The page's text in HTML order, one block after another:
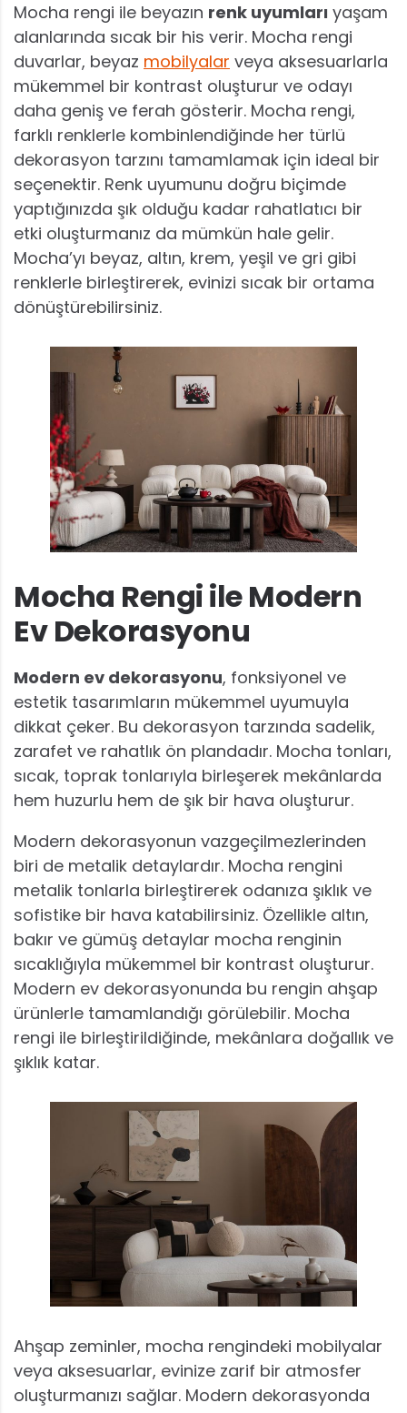
Mocha rengi ile beyazın renk uyumları yaşam
alanlarında sıcak bir his verir. Mocha rengi
duvarlar, beyaz mobilyalar veya aksesuarlarla
mükemmel bir kontrast oluşturur ve odayı
daha geniş ve ferah gösterir. Mocha rengi,
farklı renklerle kombinlendiğinde her türlü
dekorasyon tarzını tamamlamak için ideal bir
seçenektir. Renk uyumunu doğru biçimde
yaptığınızda şık olduğu kadar rahatlatıcı bir
etki oluşturmanız da mümkün hale gelir.
Mocha’yı beyaz, altın, krem, yeşil ve gri gibi
renklerle birleştirerek, evinizi sıcak bir ortama
dönüştürebilirsiniz.
Mocha Rengi ile Modern
Ev Dekorasyonu
Modern ev dekorasyonu, fonksiyonel ve
estetik tasarımların mükemmel uyumuyla
dikkat çeker. Bu dekorasyon tarzında sadelik,
zarafet ve rahatlık ön plandadır. Mocha tonları,
sıcak, toprak tonlarıyla birleşerek mekânlarda
hem huzurlu hem de şık bir hava oluşturur.
Modern dekorasyonun vazgeçilmezlerinden
biri de metalik detaylardır. Mocha rengini
metalik tonlarla birleştirerek odanıza şıklık ve
sofistike bir hava katabilirsiniz. Özellikle altın,
bakır ve gümüş detaylar mocha renginin
sıcaklığıyla mükemmel bir kontrast oluşturur.
Modern ev dekorasyonunda bu rengin ahşap
ürünlerle tamamlandığı görülebilir. Mocha
rengi ile birleştirildiğinde, mekânlara doğallık ve
şıklık katar.
Ahşap zeminler, mocha rengindeki mobilyalar
veya aksesuarlar, evinize zarif bir atmosfer
oluşturmanızı sağlar. Modern dekorasyonda